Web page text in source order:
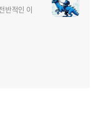
반적인 이